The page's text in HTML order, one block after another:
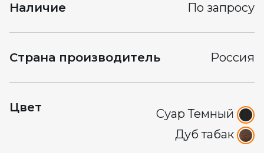
Наличие По запросу
Страна производитель Россия
Цвет
Суар Темный
Дуб табак